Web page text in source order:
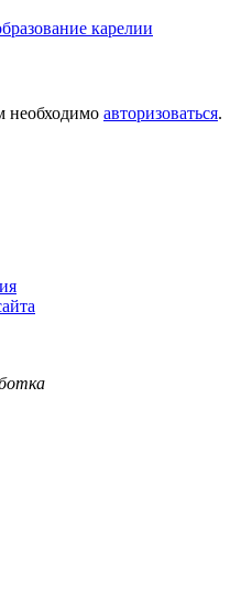
карелии
необходимо авторизоваться.